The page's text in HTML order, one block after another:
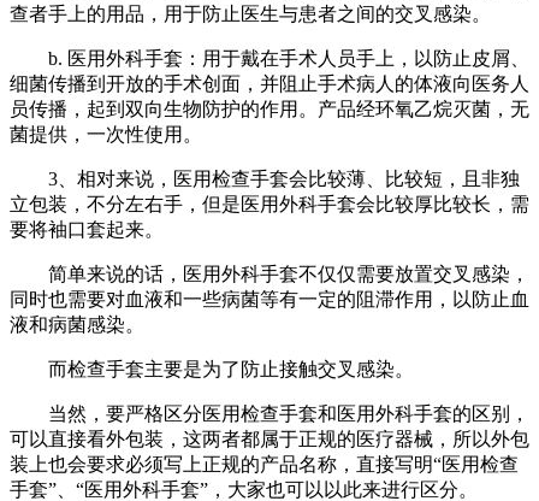
查者手上的用品，用于防止医生与患者之间的交叉感染。
b. 医用外科手套：用于戴在手术人员手上，以防止皮屑、
细菌传播到开放的手术创面，并阻止手术病人的体液向医务人
员传播，起到双向生物防护的作用。产品经环氧乙烷灭菌，无
菌提供，一次性使用。
3、相对来说，医用检查手套会比较薄、比较短，且非独
立包装，不分左右手，但是医用外科手套会比较厚比较长，需
要将袖口套起来。
简单来说的话，医用外科手套不仅仅需要放置交叉感染，
同时也需要对血液和一些病菌等有一定的阻滞作用，以防止血
液和病菌感染。
而检查手套主要是为了防止接触交叉感染。
当然，要严格区分医用检查手套和医用外科手套的区别，
可以直接看外包装，这两者都属于正规的医疗器械，所以外包
装上也会要求必须写上正规的产品名称，直接写明“医用检查
手套”、“医用外科手套”，大家也可以以此来进行区分。